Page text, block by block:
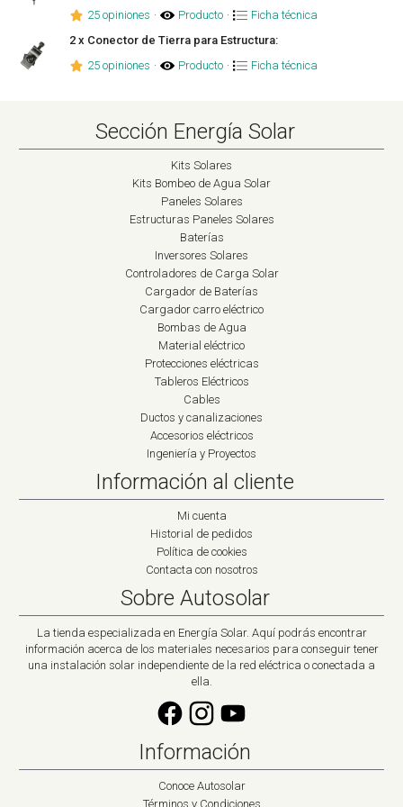
25 opiniones · Producto ·
Ficha técnica
2 x Conector de Tierra para Estructura:
25 opiniones · Producto · Ficha técnica
Sección Energía Solar
Kits Solares
Kits Bombeo de Agua Solar
Paneles Solares
Estructuras Paneles Solares
Baterías
Inversores Solares
Controladores de Carga Solar
Cargador de Baterías
Cargador carro eléctrico
Bombas de Agua
Material eléctrico
Protecciones eléctricas
Tableros Eléctricos
Cables
Ductos y canalizaciones
Accesorios eléctricos
Ingeniería y Proyectos
Información al cliente
Mi cuenta
Historial de pedidos
Política de cookies
Contacta con nosotros
Sobre Autosolar
La tienda especializada en Energía Solar. Aquí podrás encontrar
información acerca de los materiales necesarios para conseguir tener
una instalación solar independiente de la red eléctrica o conectada a
ella.
Información
Conoce Autosolar
Términos y Condiciones